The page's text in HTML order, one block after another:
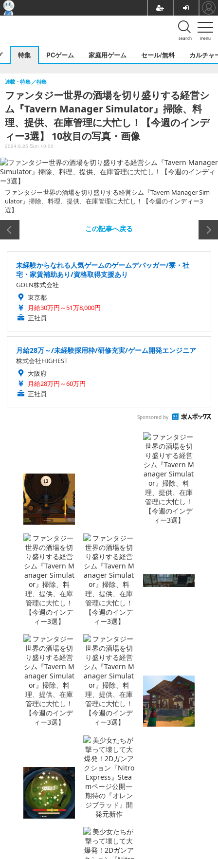
menu
search
特集 PCゲーム 家庭用ゲーム セール/無料 カルチャ
ファンタジー世界の酒場を切り盛りする経営シ
ム『Tavern Manager Simulator』掃除、料
理、提供、在庫管理に大忙し！【今週のインデ
ィー3選】 10枚目の写真・画像
連載・特集 特集
2024.8.25 Sun 10:00
ファンタジー世界の酒場を切り盛りする経営シム『Tavern Manager Sim
ulator』掃除、料理、提供、在庫管理に大忙し！【今週のインディー3
選】
この記事へ戻る
未経験からなれる人気ゲームのゲームデバッガー/寮・社
宅・家賃補助あり/資格取得支援あり
GOEN株式会社
東京都
月給30万円～51万8,000円
正社員
月給28万～/未経験採用枠/研修充実/ゲーム開発エンジニア
株式会社HIGHEST
大阪府
月給28万円～60万円
正社員
Sponsored by